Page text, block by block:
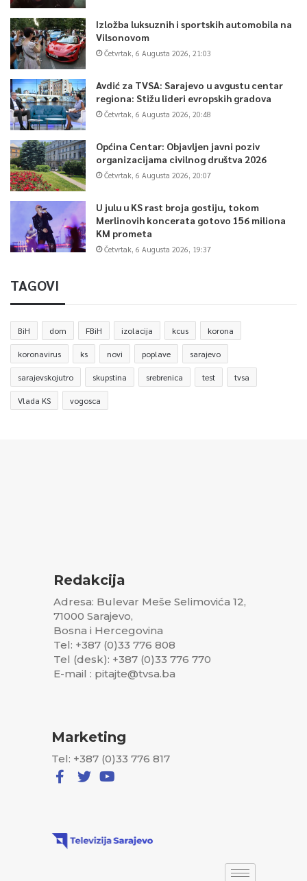
Izložba luksuznih i sportskih automobila na
Vilsonovom
Četvrtak, 6 Augusta 2026, 21:03
Avdić za TVSA: Sarajevo u avgustu centar
regiona: Stižu lideri evropskih gradova
Četvrtak, 6 Augusta 2026, 20:48
Općina Centar: Objavljen javni poziv
organizacijama civilnog društva 2026
Četvrtak, 6 Augusta 2026, 20:07
U julu u KS rast broja gostiju, tokom
Merlinovih koncerata gotovo 156 miliona
KM prometa
Četvrtak, 6 Augusta 2026, 19:37
TAGOVI
BiH dom FBiH izolacija kcus korona
koronavirus ks novi poplave sarajevo
sarajevskojutro skupstina srebrenica test tvsa
Vlada KS vogosca
Redakcija
Adresa: Bulevar Meše Selimovića 12,
71000 Sarajevo,
Bosna i Hercegovina
Tel: +387 (0)33 776 808
Tel (desk): +387 (0)33 776 770
E-mail : pitajte@tvsa.ba
Marketing
Tel: +387 (0)33 776 817